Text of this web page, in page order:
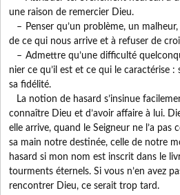
une raison de remercier Dieu.
– Penser qu’un problème, un
de ce qui nous arrive et à refuser de
– Admettre qu’une difficulté
nier ce qu’il est et ce qui le caractérise :
sa fidélité.
La notion de hasard s’insinue
connaître Dieu et d’avoir affaire à lui.
elle arrive, quand le Seigneur ne l’a pas
sa main notre destinée, celle de notre
hasard si mon nom est inscrit dans le
tourments éternels. Si vous n’en avez
rencontrer Dieu, ce serait trop tard.